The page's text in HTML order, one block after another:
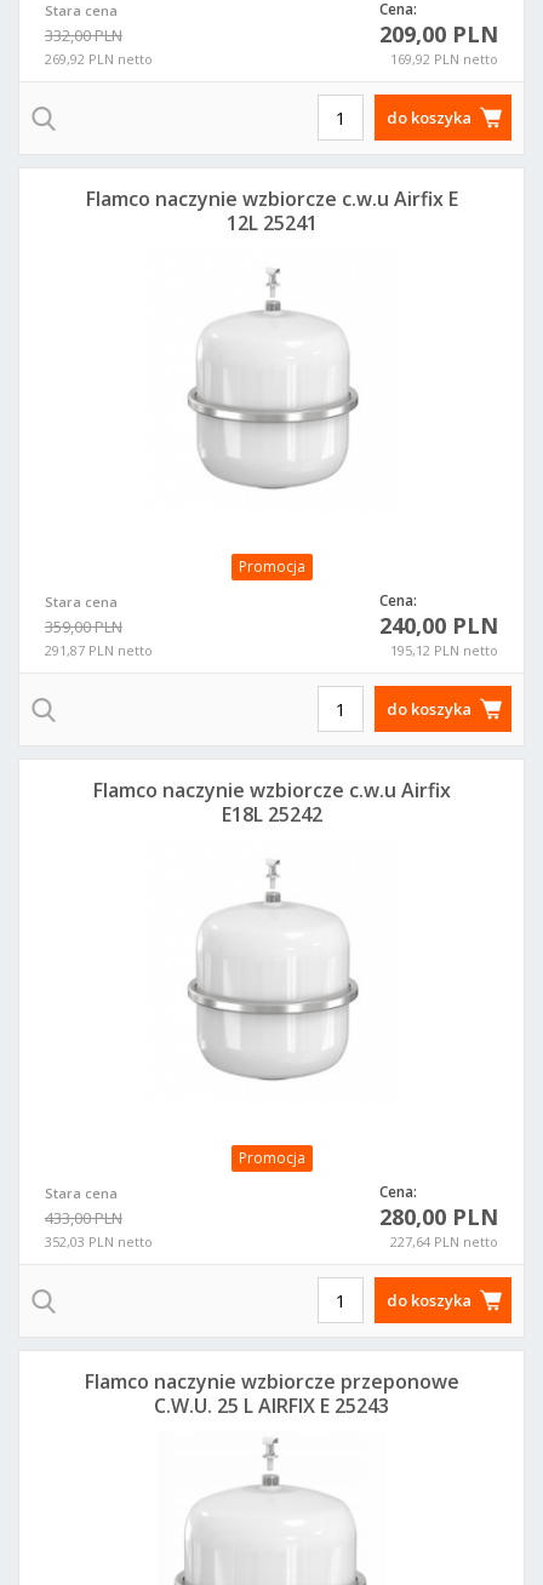
Stara cena
332,00 PLN
269,92 PLN netto
Cena:
209,00 PLN
169,92 PLN netto
do koszyka
Promocja
Stara cena
359,00 PLN
291,87 PLN netto
Cena:
240,00 PLN
195,12 PLN netto
Flamco naczynie wzbiorcze c.w.u Airfix E
12L 25241
do koszyka
Promocja
Stara cena
433,00 PLN
352,03 PLN netto
Cena:
280,00 PLN
227,64 PLN netto
Flamco naczynie wzbiorcze c.w.u Airfix
E18L 25242
do koszyka
Flamco naczynie wzbiorcze przeponowe
C.W.U. 25 L AIRFIX E 25243